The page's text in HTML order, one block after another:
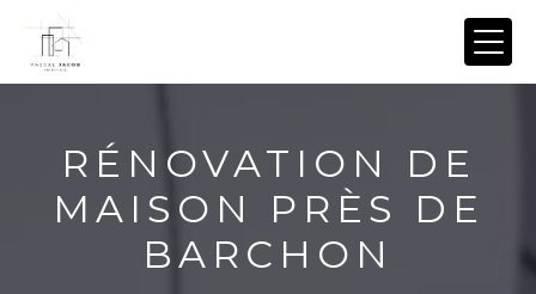
RÉNOVATION DE
MAISON PRÈS DE
BARCHON
Panneau de gestion des cookies